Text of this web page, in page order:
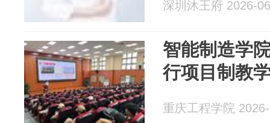
深圳沐王府 2026-
智能制造学
行项目制教
重庆工程学院